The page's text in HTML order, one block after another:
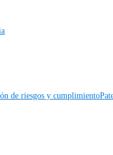
de riesgos y cumplimiento